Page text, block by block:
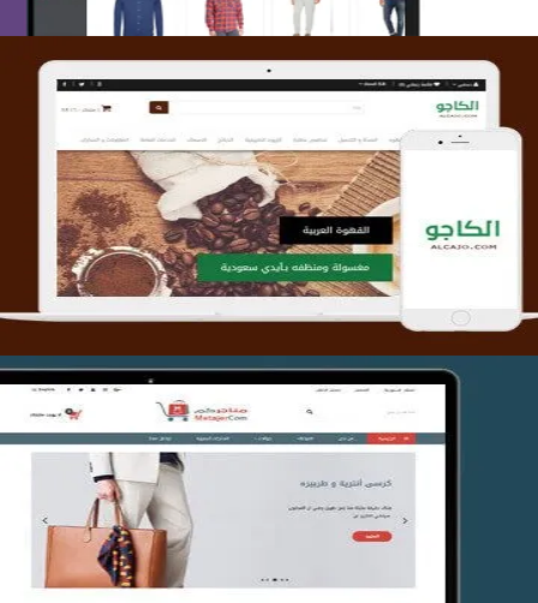
تصميم متجر الكاجو
التفاصيل
تصميم متجر متاجركم